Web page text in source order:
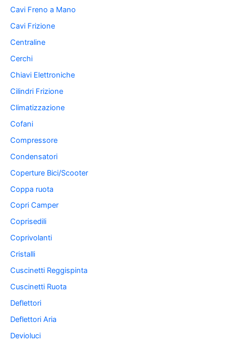
Cavi Freno a Mano
Cavi Frizione
Centraline
Cerchi
Chiavi Elettroniche
Cilindri Frizione
Climatizzazione
Cofani
Compressore
Condensatori
Coperture Bici/Scooter
Coppa ruota
Copri Camper
Coprisedili
Coprivolanti
Cristalli
Cuscinetti Reggispinta
Cuscinetti Ruota
Deflettori
Deflettori Aria
Devioluci